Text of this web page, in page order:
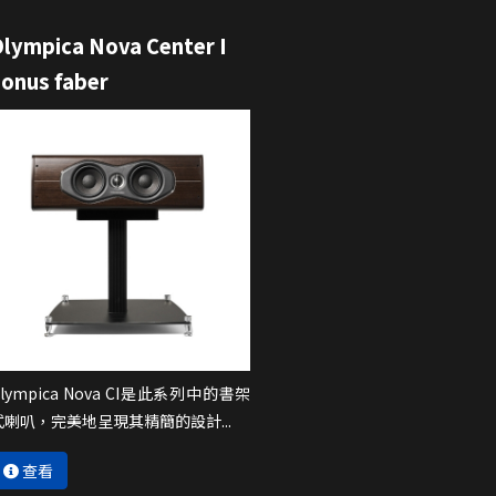
Nova CI是此系列中的書架
喇叭，完美地呈現其精簡的設計...
查看
Nova Center I
faber